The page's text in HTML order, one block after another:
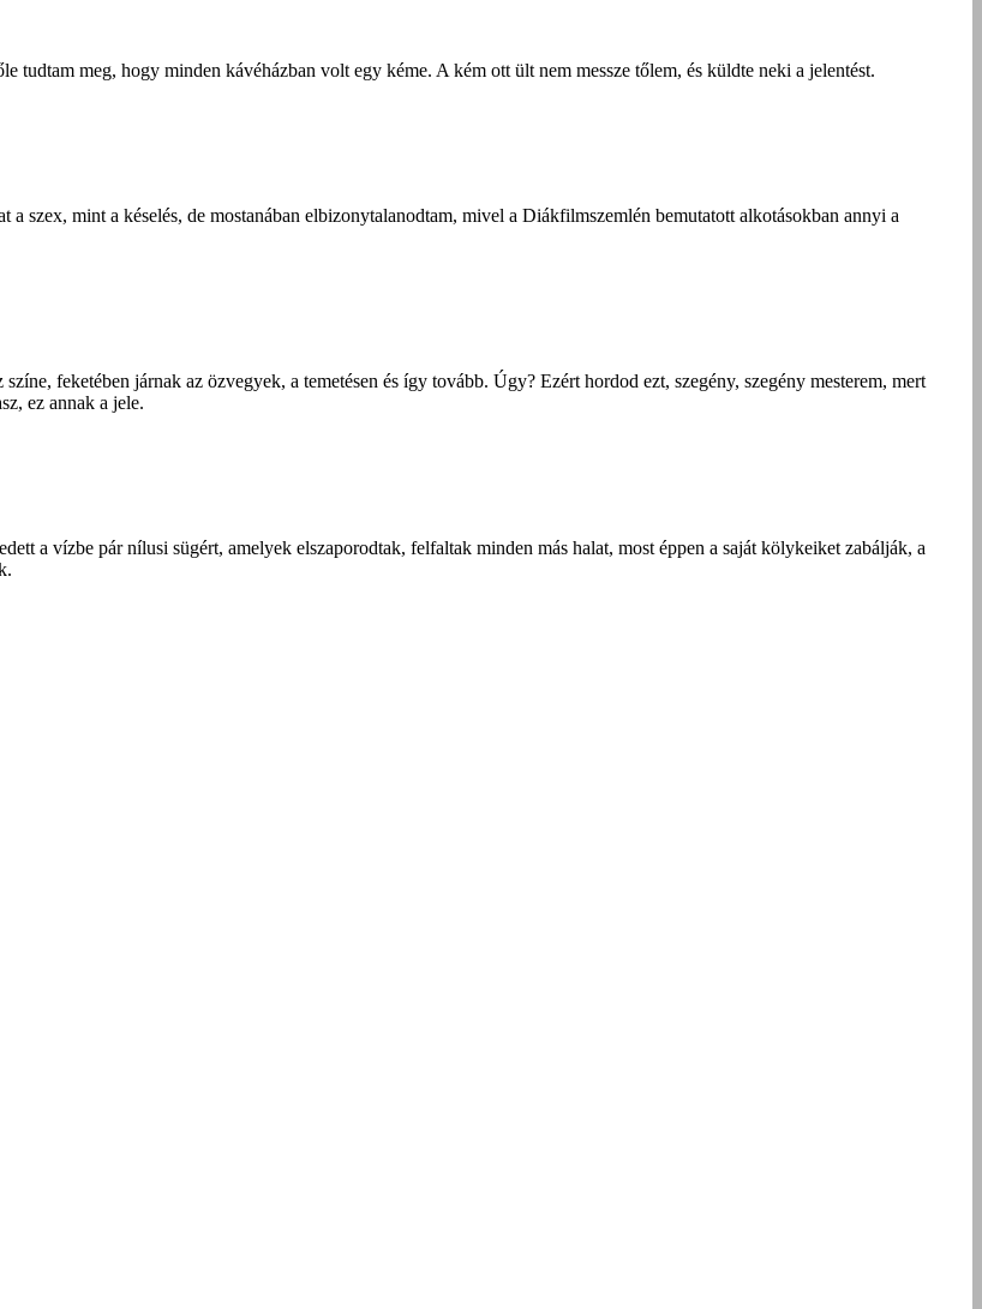
tudtam meg, hogy minden kávéházban volt egy kéme. A kém ott ült nem messze tőlem, és küldte neki a jelentést.
mint a késelés, de mostanában elbizonytalanodtam, mivel a Diákfilmszemlén bemutatott alkotásokban annyi a
feketében járnak az özvegyek, a temetésen és így tovább. Úgy? Ezért hordod ezt, szegény, szegény mesterem, mert
ez annak a jele.
a vízbe pár nílusi sügért, amelyek elszaporodtak, felfaltak minden más halat, most éppen a saját kölykeiket zabálják, a